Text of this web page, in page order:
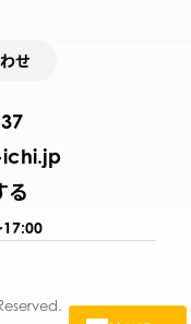
せ
ichi.jp
る
17:00